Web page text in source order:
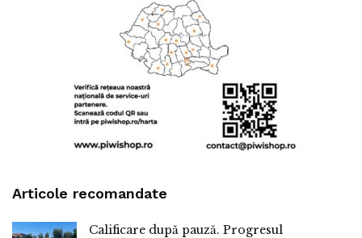
Articole recomandate
Calificare după pauză. Progresul